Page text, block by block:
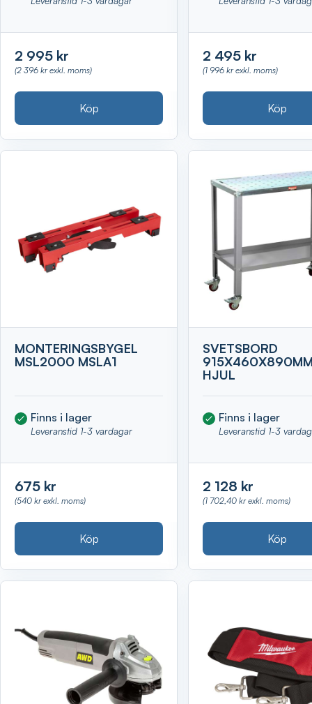
2 995 kr
(2 396 kr exkl. moms)
Köp
2 495 kr
(1 996 kr exkl. moms)
Köp
MONTERINGSBYGEL
MSL2000 MSLA1
Finns i lager
Leveranstid 1-3 vardagar
675 kr
(540 kr exkl. moms)
Köp
SVETSBORD
HJUL
Finns i lager
Leveranstid 1-3
2 128 kr
(1 702,40 kr exkl. moms)
Köp